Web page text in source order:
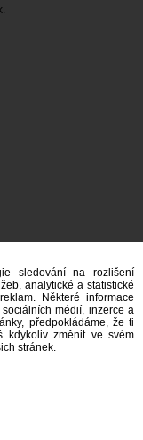
sledování na rozlišení
analytické a statistické
Některé informace
médií, inzerce a
předpokládáme, že ti
kdykoliv změnit ve svém
stránek.